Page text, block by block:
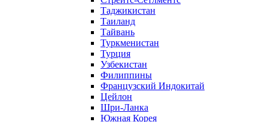
Таджикистан
Таиланд
Тайвань
Туркменистан
Турция
Узбекистан
Филиппины
Французский Индокитай
Цейлон
Шри-Ланка
Южная Корея